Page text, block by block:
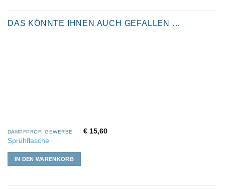
DAS KÖNNTE IHNEN AUCH GEFALLEN …
DAMPFPROFI GEWERBE
Sprühflasche
€ 15,60
IN DEN WARENKORB